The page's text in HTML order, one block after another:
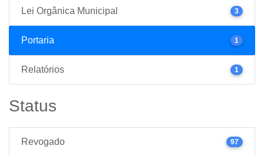
Lei Orgânica Municipal 3
Portaria 1
Relatórios 1
Status
Revogado 97